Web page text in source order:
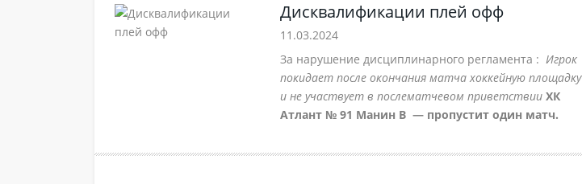
Дисквалификации плей офф
11.03.2024
За нарушение дисциплинарного регламента : Игрок
покидает после окончания матча хоккейную площадку
и не участвует в послематчевом приветствии ХК
Атлант № 91 Манин В — пропустит один матч.